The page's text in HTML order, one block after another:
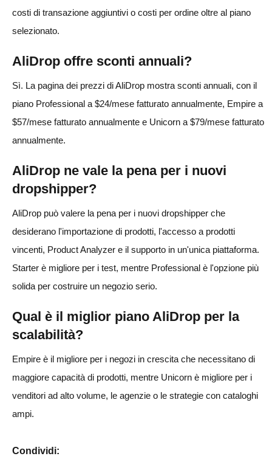
costi di transazione aggiuntivi o costi per ordine oltre al piano
selezionato.
AliDrop offre sconti annuali?
Sì. La pagina dei prezzi di AliDrop mostra sconti annuali, con il
piano Professional a $24/mese fatturato annualmente, Empire a
$57/mese fatturato annualmente e Unicorn a $79/mese fatturato
annualmente.
AliDrop ne vale la pena per i nuovi
dropshipper?
AliDrop può valere la pena per i nuovi dropshipper che
desiderano l'importazione di prodotti, l'accesso a prodotti
vincenti, Product Analyzer e il supporto in un'unica piattaforma.
Starter è migliore per i test, mentre Professional è l'opzione più
solida per costruire un negozio serio.
Qual è il miglior piano AliDrop per la
scalabilità?
Empire è il migliore per i negozi in crescita che necessitano di
maggiore capacità di prodotti, mentre Unicorn è migliore per i
venditori ad alto volume, le agenzie o le strategie con cataloghi
ampi.
Condividi: